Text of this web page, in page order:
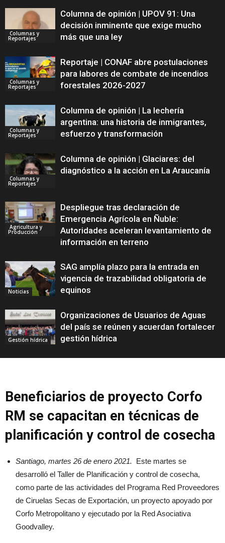
Columnas y
Reportajes
Columna de opinión | UPOV 91: Una
decisión inminente que exige mucho
más que una ley
Columnas y
Reportajes
Reportaje | CONAF abre postulaciones
para labores de combate de incendios
forestales 2026-2027
Columnas y
Reportajes
Columna de opinión | La lechería
argentina: una historia de inmigrantes,
esfuerzo y transformación
Columnas y
Reportajes
Columna de opinión | Glaciares: del
diagnóstico a la acción en La Araucanía
Agricultura y
Producción
Despliegue tras declaración de
Emergencia Agrícola en Ñuble:
Autoridades aceleran levantamiento de
información en terreno
Noticias
SAG amplía plazo para la entrada en
vigencia de trazabilidad obligatoria de
equinos
Gestión hídrica
Organizaciones de Usuarios de Aguas
del país se reúnen y acuerdan fortalecer
gestión hídrica
Beneficiarios de proyecto Corfo
RM se capacitan en técnicas de
planificación y control de cosecha
Santiago, martes 26 de enero 2021. Este martes se
desarrolló el Taller de Planificación y control de cosecha,
como parte de las actividades del Programa Red Proveedores
de Ciruelas Secas de Exportación, un proyecto apoyado por
Corfo Metropolitano y ejecutado por la Red Asociativa
Goodvalley.